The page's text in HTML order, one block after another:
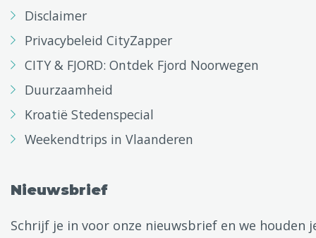
Disclaimer
Privacybeleid CityZapper
CITY & FJORD: Ontdek Fjord Noorwegen
Duurzaamheid
Kroatië Stedenspecial
Weekendtrips in Vlaanderen
Nieuwsbrief
Schrijf je in voor onze nieuwsbrief en we houden